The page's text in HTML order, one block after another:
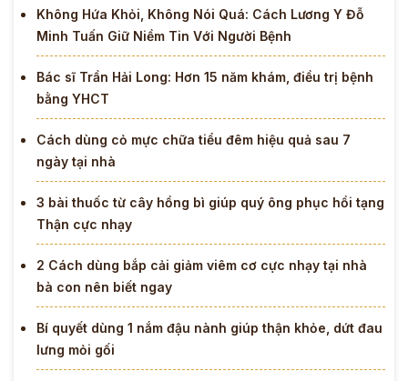
Không Hứa Khỏi, Không Nói Quá: Cách Lương Y Đỗ
Minh Tuấn Giữ Niềm Tin Với Người Bệnh
Bác sĩ Trần Hải Long: Hơn 15 năm khám, điều trị bệnh
bằng YHCT
Cách dùng cỏ mực chữa tiểu đêm hiệu quả sau 7
ngày tại nhà
3 bài thuốc từ cây hồng bì giúp quý ông phục hồi tạng
Thận cực nhạy
2 Cách dùng bắp cải giảm viêm cơ cực nhạy tại nhà
bà con nên biết ngay
Bí quyết dùng 1 nắm đậu nành giúp thận khỏe, dứt đau
lưng mỏi gối